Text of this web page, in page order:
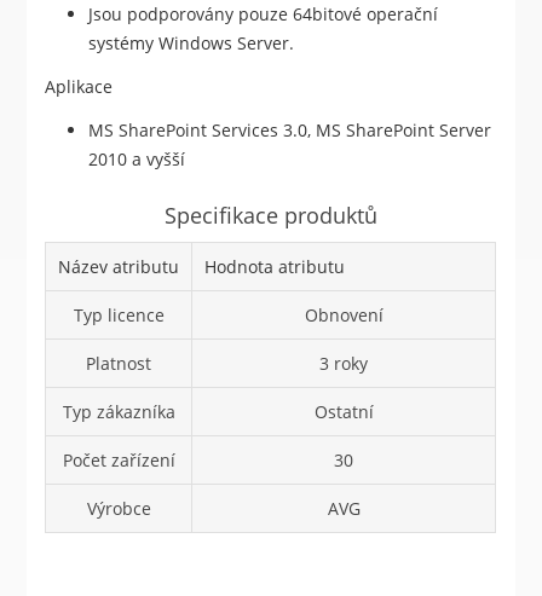
Jsou podporovány pouze 64bitové operační
systémy Windows Server.
Aplikace
MS SharePoint Services 3.0, MS SharePoint Server
2010 a vyšší
Specifikace produktů
Název atributu Hodnota atributu
Typ licence Obnovení
Platnost 3 roky
Typ zákazníka Ostatní
Počet zařízení 30
Výrobce AVG